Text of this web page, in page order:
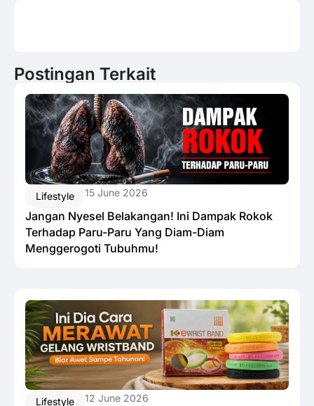
Postingan Terkait
Lifestyle 15 June 2026
Jangan Nyesel Belakangan! Ini Dampak Rokok
Terhadap Paru-Paru Yang Diam-Diam
Menggerogoti Tubuhmu!
Lifestyle 12 June 2026